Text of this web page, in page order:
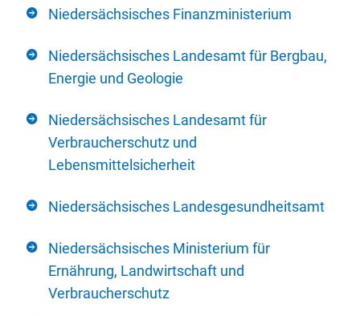
Niedersächsisches Finanzministerium
Niedersächsisches Landesamt für Bergbau,
Energie und Geologie
Niedersächsisches Landesamt für
Verbraucherschutz und
Lebensmittelsicherheit
Niedersächsisches Landesgesundheitsamt
Niedersächsisches Ministerium für
Ernährung, Landwirtschaft und
Verbraucherschutz